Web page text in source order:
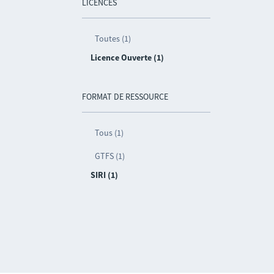
LICENCES
Toutes (1)
Licence Ouverte (1)
FORMAT DE RESSOURCE
Tous (1)
GTFS (1)
SIRI (1)